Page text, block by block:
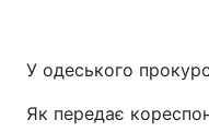
У одеського
Як передає